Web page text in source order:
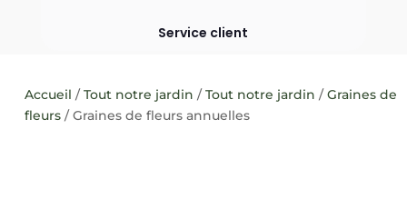
Service client
Accueil /Tout notre jardin /Tout notre jardin /Graines de
fleurs/ Graines de fleurs annuelles